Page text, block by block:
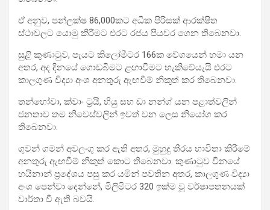
ඒ අනුව, පන්ලක්ෂ 86,000කට අධික පිරිසක් ආරක්ෂිත
ස්ථාවලට යොමු කිරීමට එ‍රට රජය පියවර ගෙන තිබෙනවා.
සුළි කුණාටුව, පැයට කිලෝමීටර 166ක වේගයෙන් හමා යන
අතර, අද දිනයේ ගොඩබිමට ළඟාවීමට හැකිවේයැයි එරට
කාලගුණ විද්‍යා අංශ අනතුරු ඇඟවීම් නිකුත් කර තිබෙනවා.
තන්හෝවා, ක්වාං ට්‍රයි, හියු සහ ඩා නන්ග් යන පළාත්වලින්
ජනතාව තම ‍නිවෙස්වලින් ඉවත් වන ලෙස නියෝග කර
තිබෙනවා.
ගුවන් ගමන් අවලංගු කර ඇති අතර, මුහුදු තීරය භාවිතා කිරීමේ
අනතුරු ඇඟවීම් නිකුත් කොට තිබෙනවා. කුණාටුව චීනයේ
හයිනාන් ප්‍රදේශය පසු කර යමින් පවතින අතර, කාලගුණ විද්‍යා
අංශ පෙන්වා දෙන්නේ, මිලිමීටර 320 ඉක්ම වූ වර්ෂාපතනයක්
වාර්තා වී ඇති බවයි.